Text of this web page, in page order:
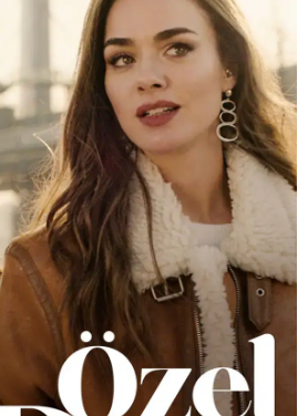
Sarı Helin Kandemir